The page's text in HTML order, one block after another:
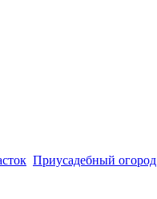
Приусадебный огород